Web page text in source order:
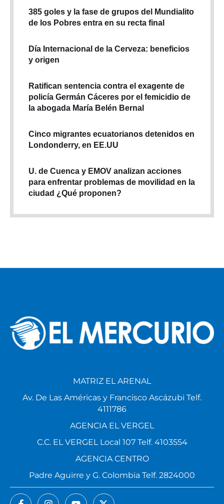
385 goles y la fase de grupos del Mundialito
de los Pobres entra en su recta final
Día Internacional de la Cerveza: beneficios
y origen
Ratifican sentencia contra el exagente de
policía Germán Cáceres por el femicidio de
la abogada María Belén Bernal
Cinco migrantes ecuatorianos detenidos en
Londonderry, en EE.UU
U. de Cuenca y EMOV analizan acciones
para enfrentar problemas de movilidad en la
ciudad ¿Qué proponen?
MATRIZ EL ARENAL
Av. De Las Américas y Francisco Ascázubi Telf.
4111786
AGENCIA EL VERGEL
C.C. EL VERGEL Local 107 Telf. 4103554
AGENCIA CENTRO
Padre Aguirre y G. Colombia Telf. 2824000